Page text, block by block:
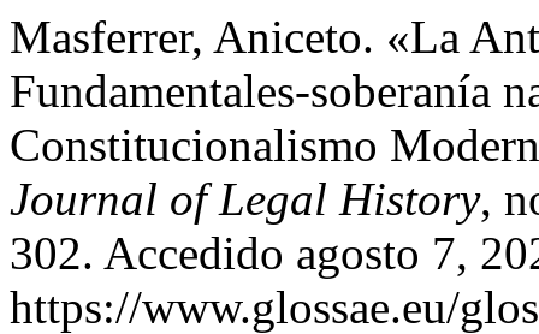
Masferrer, Aniceto. «La
Fundamentales-soberanía
Constitucionalismo
Journal of Legal History,
302. Accedido agosto 7,
https://www.glossae.eu/